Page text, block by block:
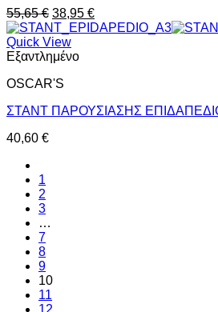
55,65€ Original
price
was:
55,65 €.
38,95 €Η
τρέχουσα
Quick View
Εξαντλημένο
OSCAR'S
ΣΤΑΝΤ ΠΑΡΟΥΣΙΑΣΗΣ
40,60 €
1
2
3
…
7
8
9
10
11
12